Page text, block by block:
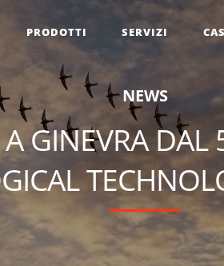
PRODOTTI SERVIZI
NEWS
GINEVRA DAL